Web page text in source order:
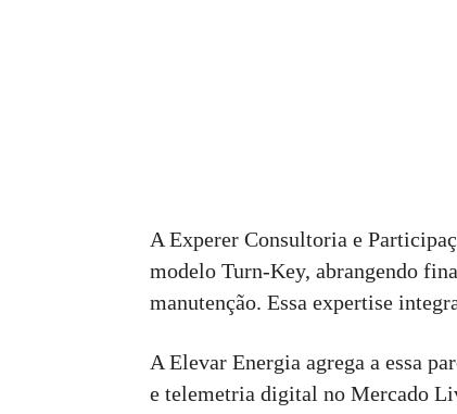
A Experer Consultoria e
modelo Turn-Key, abrangendo
manutenção. Essa expertise
A Elevar Energia agrega a essa
e telemetria digital no Mercado